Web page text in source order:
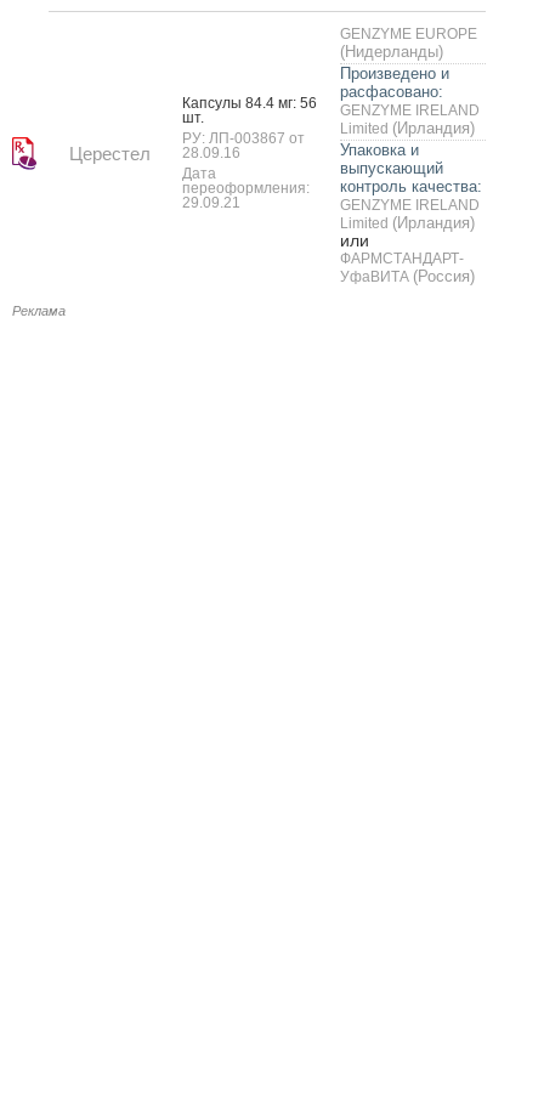
Церестел
Кап­су­лы 84.4 мг: 56
шт.
РУ: ЛП-003867 от
28.09.16
Дата
переоформления:
29.09.21
GENZYME EUROPE
(Нидерланды)
Произведено и
расфасовано:
GENZYME IRELAND
Limited (Ирландия)
Упаковка и
выпускающий
контроль качества:
GENZYME IRELAND
Limited (Ирландия)
или
ФАРМСТАНДАРТ-
УфаВИТА (Россия)
Реклама